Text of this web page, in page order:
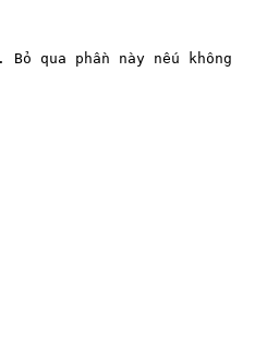
qua phần này nếu không